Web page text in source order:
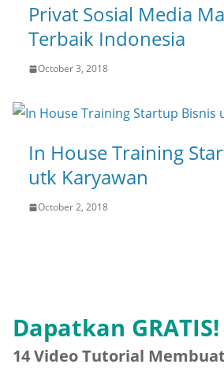
Privat Sosial Media
Terbaik Indonesia
October 3, 2018
In House Training
utk Karyawan
October 2, 2018
Dapatkan GRATIS!
14 Video Tutorial Membuat